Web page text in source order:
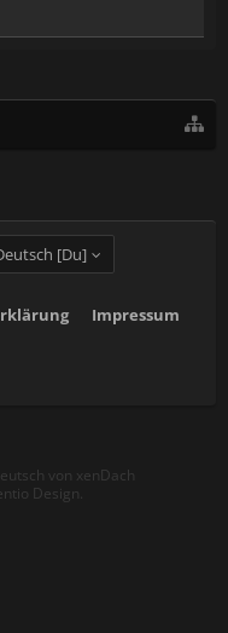
[Du]
Impressum
von xenDach
Design.